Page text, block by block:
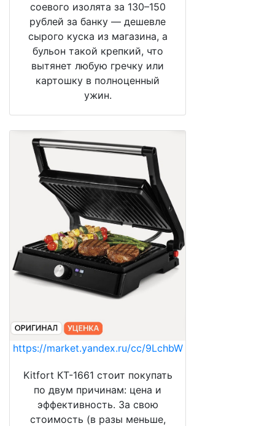
соевого изолята за 130–150
рублей за банку — дешевле
сырого куска из магазина, а
бульон такой крепкий, что
вытянет любую гречку или
картошку в полноценный
ужин.
https://market.yandex.ru/cc/9LchbW
Kitfort КТ-1661 стоит покупать
по двум причинам: цена и
эффективность. За свою
стоимость (в разы меньше,